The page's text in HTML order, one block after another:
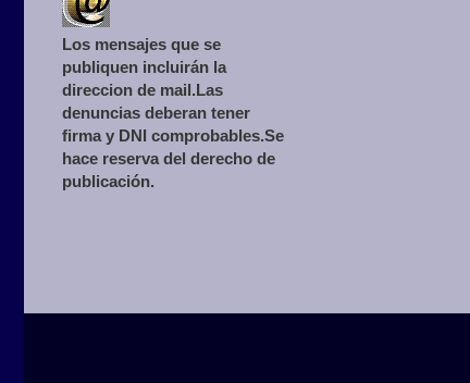
Los mensajes que se
publiquen incluirán la
direccion de mail.Las
denuncias deberan tener
firma y DNI comprobables.Se
hace reserva del derecho de
publicación.